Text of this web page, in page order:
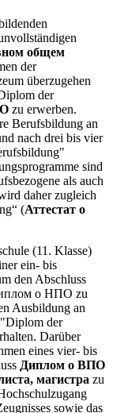
общем
der
überzugehen
der
zu erwerben.
Berufsbildung an
nach drei bis vier
sind
als auch
daher zugleich
(Аттестат о
(11. Klasse)
ein- bis
den Abschluss
о НПО zu
Ausbildung an
der
Darüber
eines vier- bis
Диплом о ВПО
магистра zu
sowie das